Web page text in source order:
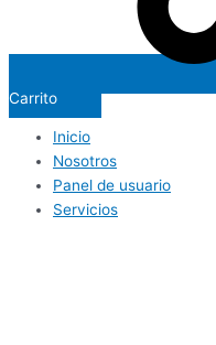
Carrito
Inicio
Nosotros
Panel de usuario
Servicios